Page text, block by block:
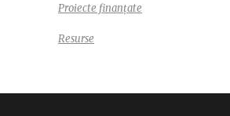
Proiecte finanțate
Resurse